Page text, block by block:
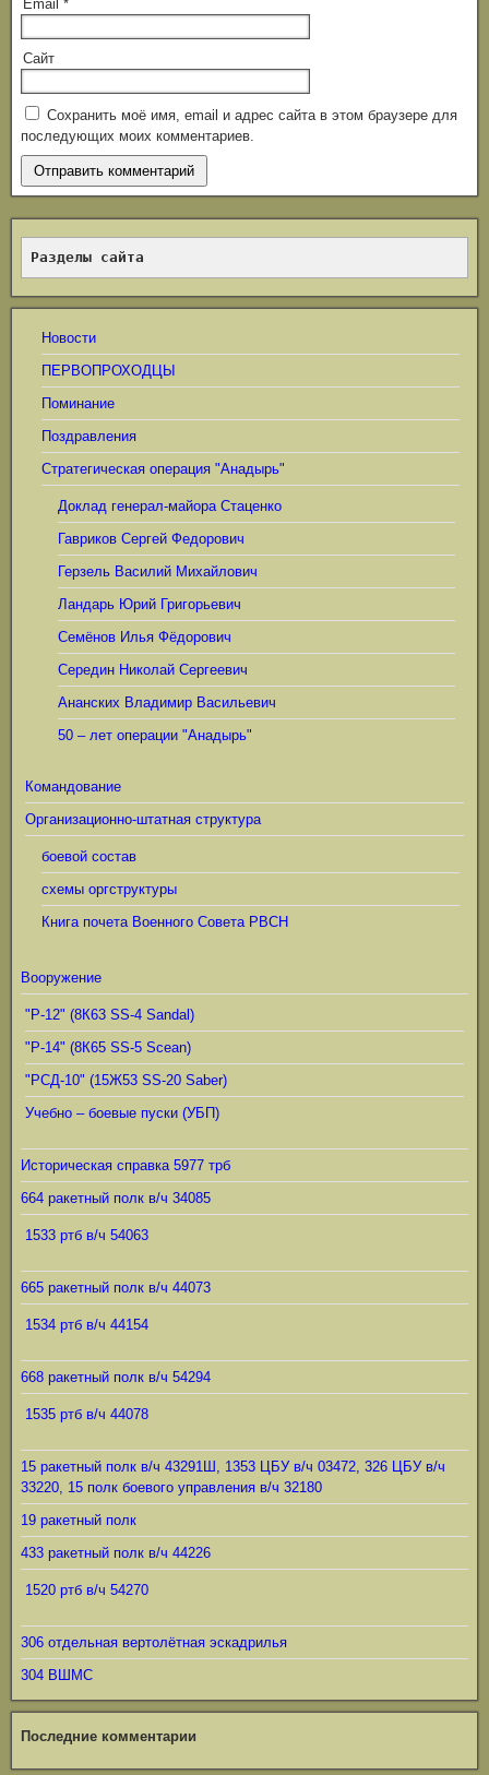
Email *
Сайт
Сохранить моё имя, email и адрес сайта в этом браузере для
последующих моих комментариев.
Разделы сайта
Новости
ПЕРВОПРОХОДЦЫ
Поминание
Поздравления
Стратегическая операция "Анадырь"
Доклад генерал-майора Стаценко
Гавриков Сергей Федорович
Герзель Василий Михайлович
Ландарь Юрий Григорьевич
Семёнов Илья Фёдорович
Середин Николай Сергеевич
Ананских Владимир Васильевич
50 – лет операции "Анадырь"
Командование
Организационно-штатная структура
боевой состав
схемы оргструктуры
Книга почета Военного Совета РВСН
Вооружение
"Р-12" (8К63 SS-4 Sandal)
"Р-14" (8К65 SS-5 Scean)
"РСД-10" (15Ж53 SS-20 Saber)
Учебно – боевые пуски (УБП)
Историческая справка 5977 трб
664 ракетный полк в/ч 34085
1533 ртб в/ч 54063
665 ракетный полк в/ч 44073
1534 ртб в/ч 44154
668 ракетный полк в/ч 54294
1535 ртб в/ч 44078
15 ракетный полк в/ч 43291Ш, 1353 ЦБУ в/ч 03472, 326 ЦБУ в/ч
33220, 15 полк боевого управления в/ч 32180
19 ракетный полк
433 ракетный полк в/ч 44226
1520 ртб в/ч 54270
306 отдельная вертолётная эскадрилья
304 ВШМС
Последние комментарии